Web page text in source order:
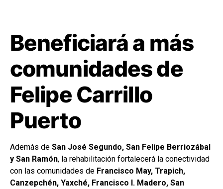
Beneficiará a más
comunidades de
Felipe Carrillo
Puerto
Además de San José Segundo, San Felipe Berriozábal
y San Ramón, la rehabilitación fortalecerá la conectividad
con las comunidades de Francisco May, Trapich,
Canzepchén, Yaxché, Francisco I. Madero, San